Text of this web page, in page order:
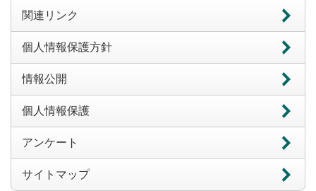
関連リンク
個人情報保護方針
情報公開
個人情報保護
アンケート
サイトマップ